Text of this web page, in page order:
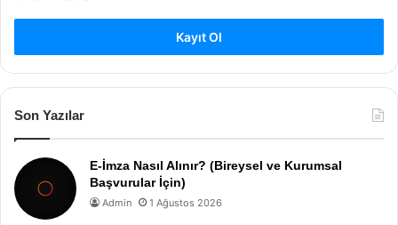
Kayıt Ol
Son Yazılar
E-İmza Nasıl Alınır? (Bireysel ve Kurumsal
Başvurular İçin)
Admin 1 Ağustos 2026